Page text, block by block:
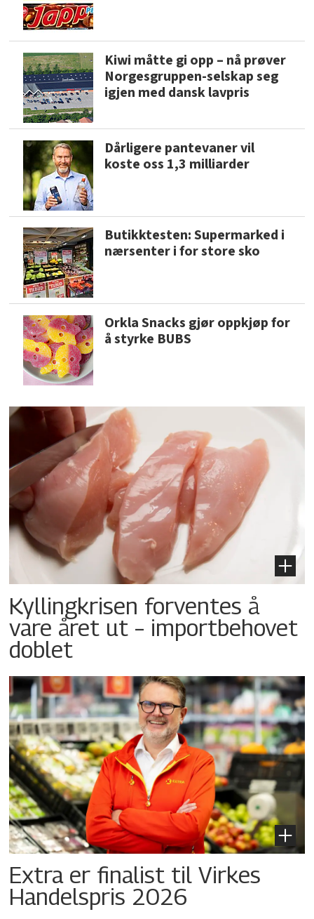
Kiwi måtte gi opp – nå prøver
Norgesgruppen-selskap seg
igjen med dansk lavpris
Dårligere pantevaner vil
koste oss 1,3 milliarder
Butikktesten: Supermarked i
nærsenter i for store sko
Orkla Snacks gjør oppkjøp for
å styrke BUBS
Kyllingkrisen forventes å
vare året ut – importbehovet
doblet
Extra er finalist til Virkes
Handelspris 2026